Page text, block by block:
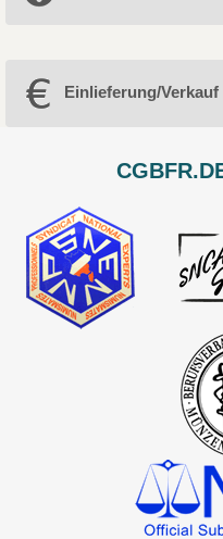
Einlieferung/Verkauf